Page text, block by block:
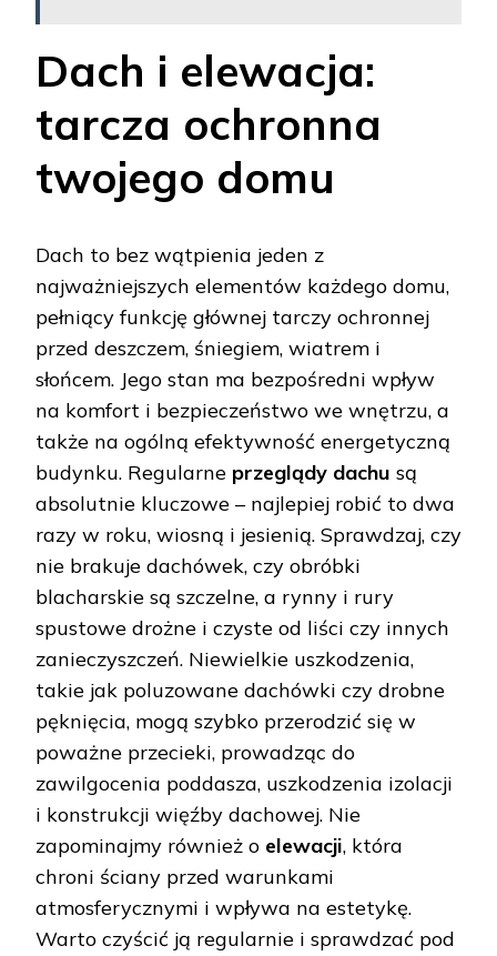
Dach i elewacja:
tarcza ochronna
twojego domu
Dach to bez wątpienia jeden z
najważniejszych elementów każdego domu,
pełniący funkcję głównej tarczy ochronnej
przed deszczem, śniegiem, wiatrem i
słońcem. Jego stan ma bezpośredni wpływ
na komfort i bezpieczeństwo we wnętrzu, a
także na ogólną efektywność energetyczną
budynku. Regularne przeglądy dachu są
absolutnie kluczowe – najlepiej robić to dwa
razy w roku, wiosną i jesienią. Sprawdzaj, czy
nie brakuje dachówek, czy obróbki
blacharskie są szczelne, a rynny i rury
spustowe drożne i czyste od liści czy innych
zanieczyszczeń. Niewielkie uszkodzenia,
takie jak poluzowane dachówki czy drobne
pęknięcia, mogą szybko przerodzić się w
poważne przecieki, prowadząc do
zawilgocenia poddasza, uszkodzenia izolacji
i konstrukcji więźby dachowej. Nie
zapominajmy również o elewacji, która
chroni ściany przed warunkami
atmosferycznymi i wpływa na estetykę.
Warto czyścić ją regularnie i sprawdzać pod